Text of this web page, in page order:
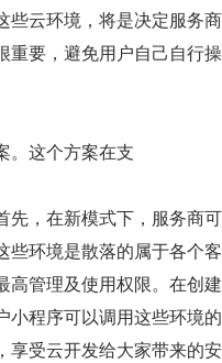
些云环境，将是决定服务商
重要，避免用户自己自行操
。这个方案在支
先，在新模式下，服务商可
些环境是散落的属于各个客
高管理及使用权限。在创建
小程序可以调用这些环境的
享受云开发给大家带来的安